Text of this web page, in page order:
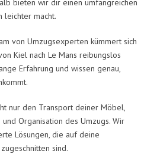
bieten wir dir einen umfangreichen
leichter macht.
von Umzugsexperten kümmert sich
Kiel nach Le Mans reibungslos
Erfahrung und wissen genau,
nur den Transport deiner Möbel,
Organisation des Umzugs. Wir
Lösungen, die auf deine
sind.